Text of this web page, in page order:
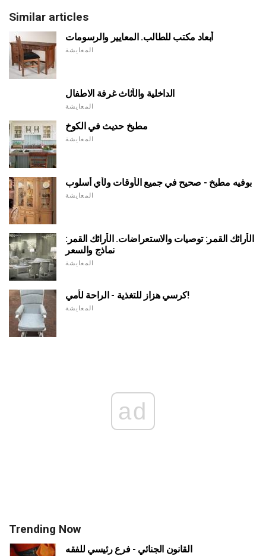
Similar articles
أبعاد مكتب للطالب. المعايير والرسومات
المعايشة
الداخلية والأثاث غرفة الاطفال
المعايشة
مطبخ حديث في الكوخ
المعايشة
بوفيه مطبخ - صحيح في جميع الأوقات ولأي أسلوب
المعايشة
الأرائك القمر: توصيات والاستعراضات. الأرائك القمر:
نماذج والسعر
المعايشة
كرسي هزاز للتغذية - الراحة لأمي!
المعايشة
ad
Trending Now
القانون الجنائي - فرع رئيسي للفقه